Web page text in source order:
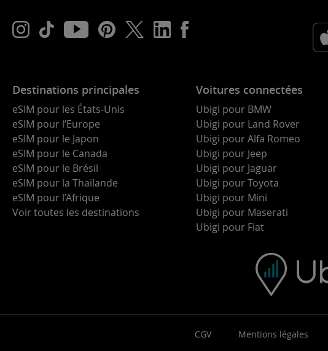
Destinations principales
eSIM pour les États-Unis
eSIM pour l’Europe
eSIM pour le Japon
eSIM pour le Canada
eSIM pour le Brésil
eSIM pour la Thaïlande
eSIM pour l’Afrique
Voir toutes les destinations
Voitures connectées
Ubigi pour BMW
Ubigi pour Land Rover
Ubigi pour Alfa Romeo
Ubigi pour Jeep
Ubigi pour Jaguar
Ubigi pour Toyota
Ubigi pour Mini
Ubigi pour Maserati
Ubigi pour Fiat
CGV Mentions légales